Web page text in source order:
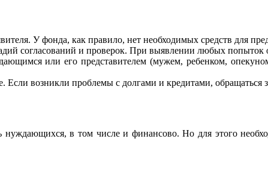
У фонда, как правило, нет необходимых средств для
согласований и проверок. При выявлении любых попыток
или его представителем (мужем, ребенком,
Если возникли проблемы с долгами и кредитами, обращаться
в том числе и финансово. Но для этого